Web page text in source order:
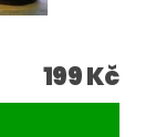
199 Kč